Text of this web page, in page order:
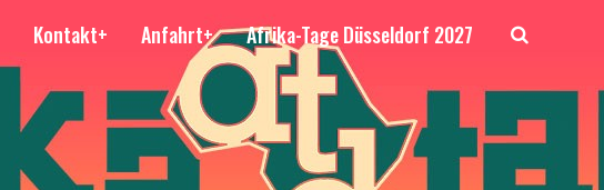
Kontakt+ Anfahrt+ Afrika-Tage Düsseldorf 2027